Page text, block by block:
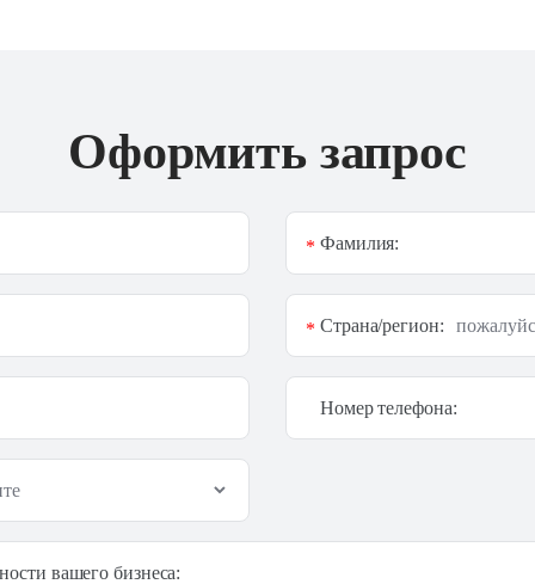
Оформить запрос
Фамилия:
*
Страна/регион:
*
Номер телефона:
вашего бизнеса: